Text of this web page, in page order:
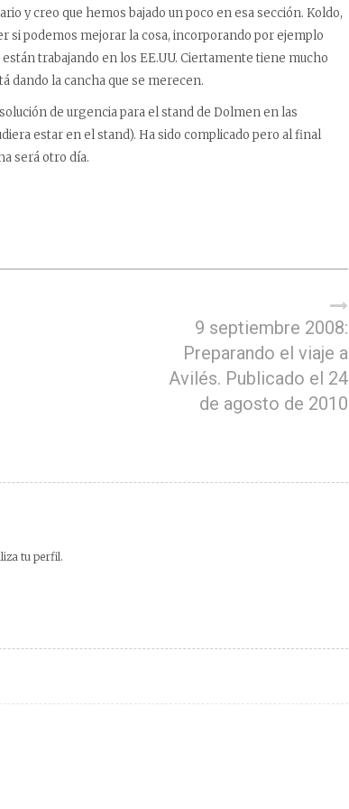
y creo que hemos bajado un poco en esa sección. Koldo,
si podemos mejorar la cosa, incorporando por ejemplo
trabajando en los EE.UU. Ciertamente tiene mucho
dando la cancha que se merecen.
de urgencia para el stand de Dolmen en las
estar en el stand). Ha sido complicado pero al final
será otro día.
9 septiembre 2008:
Preparando el viaje a
Avilés. Publicado el 24
de agosto de 2010
tu perfil.